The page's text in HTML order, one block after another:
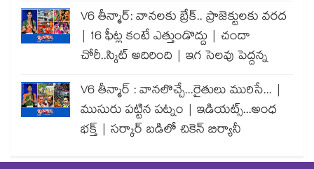
V6 తీన్మార్: వానలకు బ్రేక్.. ప్రాజెక్టులకు వరద
| 16 ఫీట్ల కంటే ఎత్తుండొద్దు | చందా
చోరీ..స్కిట్ అదిరింది | ఇగ సెలవు పెద్దన్న
V6 తీన్మార్ : వానలొచ్చే...రైతులు మురిసే... |
ముసురు పట్టిన పట్నం | ఇడియట్స్...అంధ
భక్త్ | సర్కార్ బడిలో చికెన్ బిర్యానీ